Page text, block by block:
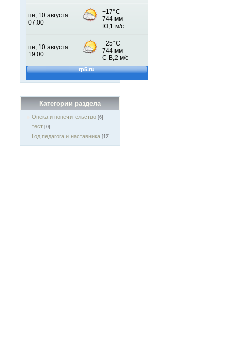
Категории раздела
Опека и попечительство [6]
тест [0]
Год педагога и наставника [12]